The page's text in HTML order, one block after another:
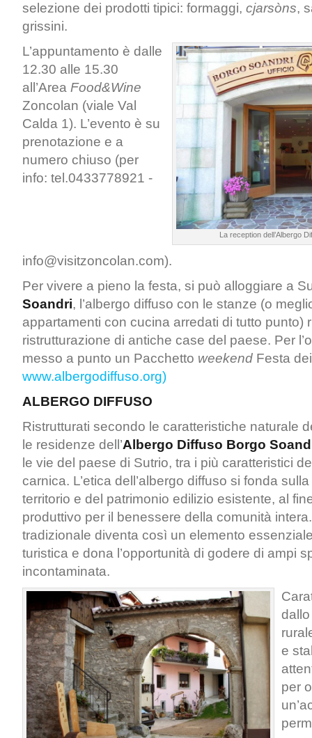
selezione dei prodotti tipici: formaggi, cjarsòns,
grissini.
La reception dell’Albergo
L’appuntamento è dalle
12.30 alle 15.30
all’Area Food&Wine
Zoncolan (viale Val
Calda 1). L’evento è su
prenotazione e a
numero chiuso (per
info: tel.0433778921 -
info@visitzoncolan.com).
Per vivere a pieno la festa, si può alloggiare a
Soandri, l’albergo diffuso con le stanze (o
appartamenti con cucina arredati di tutto punto)
ristrutturazione di antiche case del paese. Per
messo a punto un Pacchetto weekend Festa
www.albergodiffuso.org)
ALBERGO DIFFUSO
Ristrutturati secondo le caratteristiche naturale
le residenze dell’Albergo Diffuso Borgo
le vie del paese di Sutrio, tra i più caratteristici
carnica. L’etica dell’albergo diffuso si fonda
territorio e del patrimonio edilizio esistente, al
produttivo per il benessere della comunità
tradizionale diventa così un elemento
turistica e dona l’opportunità di godere di ampi
incontaminata.
e
per